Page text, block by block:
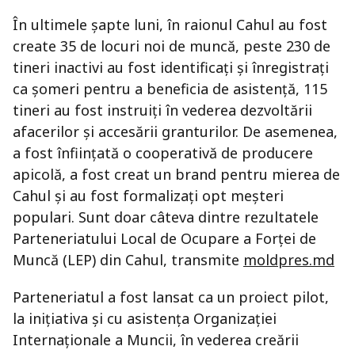
În ultimele şapte luni, în raionul Cahul au fost
create 35 de locuri noi de muncă, peste 230 de
tineri inactivi au fost identificați și înregistrați
ca șomeri pentru a beneficia de asistență, 115
tineri au fost instruiți în vederea dezvoltării
afacerilor și accesării granturilor. De asemenea,
a fost înființată o cooperativă de producere
apicolă, a fost creat un brand pentru mierea de
Cahul și au fost formalizați opt meșteri
populari. Sunt doar câteva dintre rezultatele
Parteneriatului Local de Ocupare a Forței de
Muncă (LEP) din Cahul, transmite moldpres.md
Parteneriatul a fost lansat ca un proiect pilot,
la inițiativa și cu asistența Organizației
Internaționale a Muncii, în vederea creării